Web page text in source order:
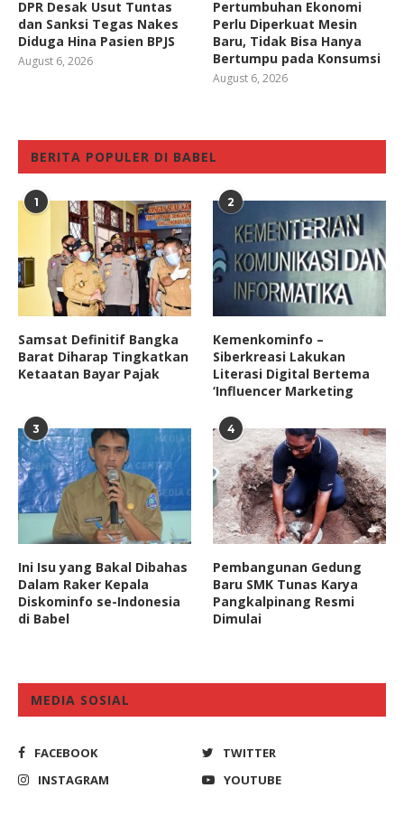
DPR Desak Usut Tuntas
dan Sanksi Tegas Nakes
Diduga Hina Pasien BPJS
August 6, 2026
Pertumbuhan Ekonomi
Perlu Diperkuat Mesin
Baru, Tidak Bisa Hanya
Bertumpu pada Konsumsi
August 6, 2026
BERITA POPULER DI BABEL
1
Samsat Definitif Bangka
Barat Diharap Tingkatkan
Ketaatan Bayar Pajak
2
Kemenkominfo –
Siberkreasi Lakukan
Literasi Digital Bertema
‘Influencer Marketing
3
Ini Isu yang Bakal Dibahas
Dalam Raker Kepala
Diskominfo se-Indonesia
di Babel
4
Pembangunan Gedung
Baru SMK Tunas Karya
Pangkalpinang Resmi
Dimulai
MEDIA SOSIAL
FACEBOOK
TWITTER
INSTAGRAM
YOUTUBE